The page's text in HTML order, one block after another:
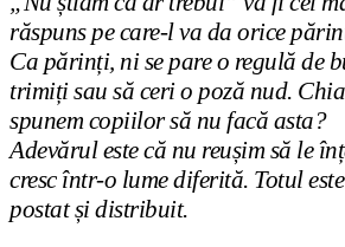
răspuns pe care-l va da orice
Ca părinți, ni se pare o regulă de
trimiți sau să ceri o poză nud.
spunem copiilor să nu facă asta?
Adevărul este că nu reușim să le
cresc într-o lume diferită. Totul
postat și distribuit.